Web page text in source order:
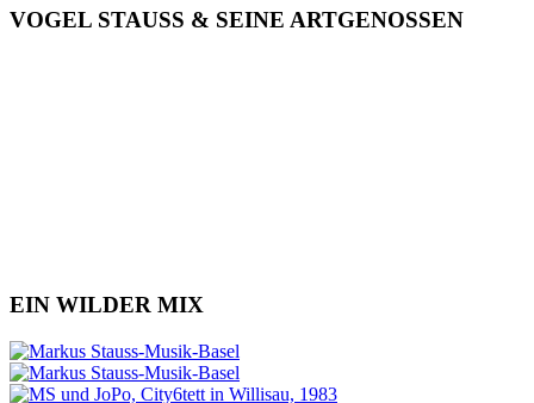
VOGEL STAUSS & SEINE ARTGENOSSEN
EIN WILDER MIX